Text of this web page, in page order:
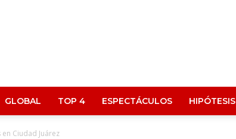
GLOBAL TOP 4 ESPECTÁCULOS HIPÓTESIS
Ciudad Juárez